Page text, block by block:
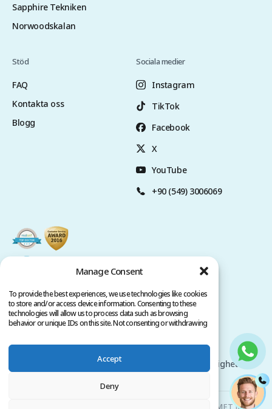
Manage Consent
To provide the best experiences, we use technologies like cookies
to store and/or access device information. Consenting to these
technologies will allow us to process data such as browsing
behavior or unique IDs on this site. Not consenting or withdrawing
Accept
Deny
Sapphire Tekniken
Norwoodskalan
Stöd
FAQ
Kontakta oss
Blogg
Sociala medier
Instagram
TikTok
Facebook
X
YouTube
+90 (549) 3006069
Sekretesspolicy
Användarvillkor
Upphovsrätt @ 2026 www.clinicana.com. Alla rättigheter
förbehållna.
Clinicana Hårtransplantation & Estetisk Kirurgi | HACIAHMET MAH.